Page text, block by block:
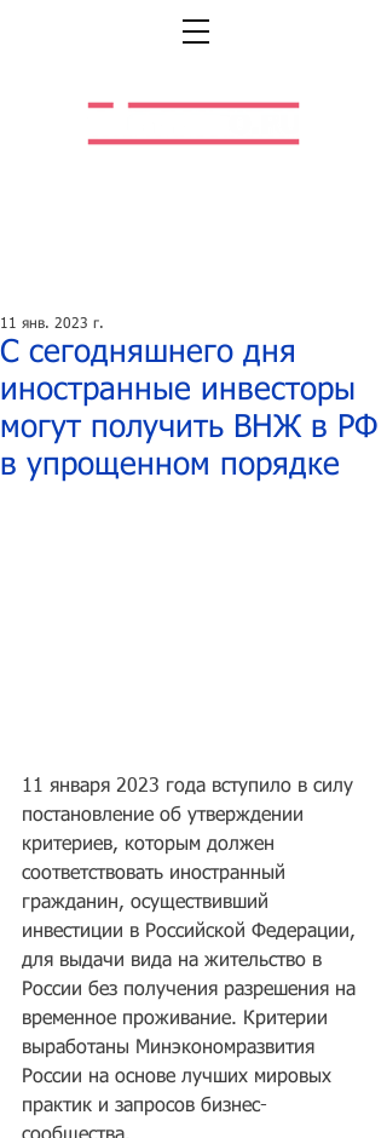
С сегодняшнего дня
иностранные инвесторы
могут получить ВНЖ в РФ
в упрощенном порядке
11 янв. 2023 г.
11 января 2023 года вступило в силу
постановление об утверждении
критериев, которым должен
соответствовать иностранный
гражданин, осуществивший
инвестиции в Российской Федерации,
для выдачи вида на жительство в
России без получения разрешения на
временное проживание. Критерии
выработаны Минэкономразвития
России на основе лучших мировых
практик и запросов бизнес-